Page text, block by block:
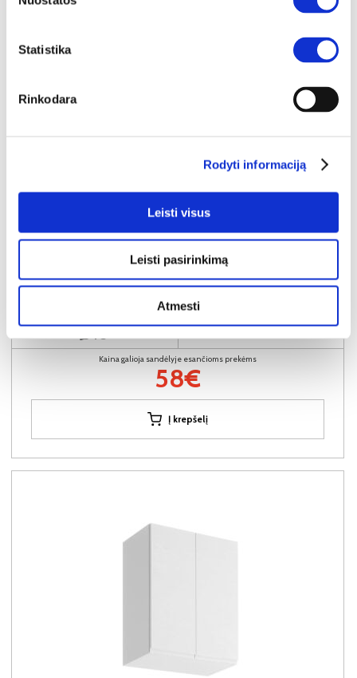
Statistika
Rinkodara
Rodyti informaciją
Leisti visus
Leisti pasirinkimą
Atmesti
YRA SANDĖLYJE
40cmG:32cm
- 6€
Kaina galioja sandėlyje esančioms prekėms
58€
Į krepšelį